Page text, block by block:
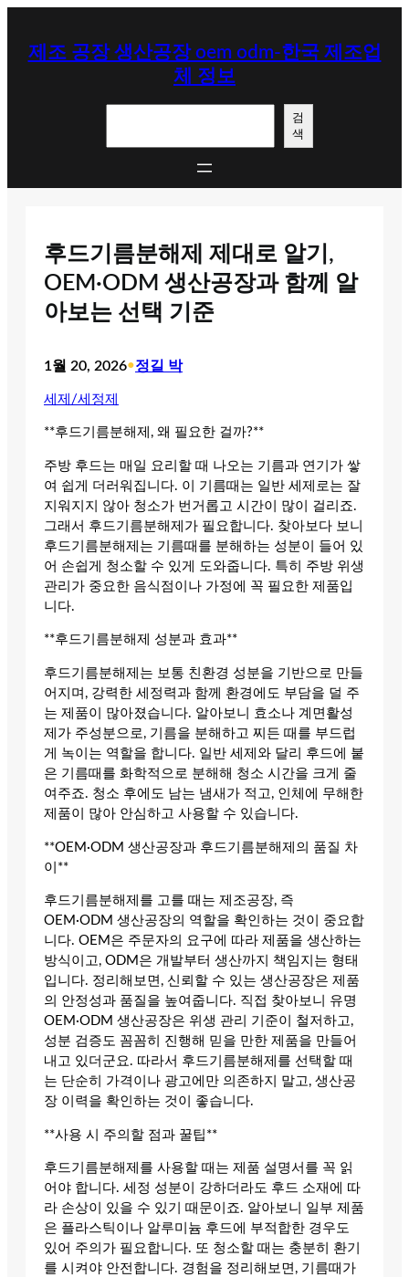
제조 공장 생산공장 oem odm-한국 제조업
체 정보
검
색
후드기름분해제 제대로 알기,
OEM·ODM 생산공장과 함께 알
아보는 선택 기준
1월 20, 2026•정길 박
세제/세정제
**후드기름분해제, 왜 필요한 걸까?**
주방 후드는 매일 요리할 때 나오는 기름과 연기가 쌓
여 쉽게 더러워집니다. 이 기름때는 일반 세제로는 잘
지워지지 않아 청소가 번거롭고 시간이 많이 걸리죠.
그래서 후드기름분해제가 필요합니다. 찾아보다 보니
후드기름분해제는 기름때를 분해하는 성분이 들어 있
어 손쉽게 청소할 수 있게 도와줍니다. 특히 주방 위생
관리가 중요한 음식점이나 가정에 꼭 필요한 제품입
니다.
**후드기름분해제 성분과 효과**
후드기름분해제는 보통 친환경 성분을 기반으로 만들
어지며, 강력한 세정력과 함께 환경에도 부담을 덜 주
는 제품이 많아졌습니다. 알아보니 효소나 계면활성
제가 주성분으로, 기름을 분해하고 찌든 때를 부드럽
게 녹이는 역할을 합니다. 일반 세제와 달리 후드에 붙
은 기름때를 화학적으로 분해해 청소 시간을 크게 줄
여주죠. 청소 후에도 남는 냄새가 적고, 인체에 무해한
제품이 많아 안심하고 사용할 수 있습니다.
**OEM·ODM 생산공장과 후드기름분해제의 품질 차
이**
후드기름분해제를 고를 때는 제조공장, 즉
OEM·ODM 생산공장의 역할을 확인하는 것이 중요합
니다. OEM은 주문자의 요구에 따라 제품을 생산하는
방식이고, ODM은 개발부터 생산까지 책임지는 형태
입니다. 정리해보면, 신뢰할 수 있는 생산공장은 제품
의 안정성과 품질을 높여줍니다. 직접 찾아보니 유명
OEM·ODM 생산공장은 위생 관리 기준이 철저하고,
성분 검증도 꼼꼼히 진행해 믿을 만한 제품을 만들어
내고 있더군요. 따라서 후드기름분해제를 선택할 때
는 단순히 가격이나 광고에만 의존하지 말고, 생산공
장 이력을 확인하는 것이 좋습니다.
**사용 시 주의할 점과 꿀팁**
후드기름분해제를 사용할 때는 제품 설명서를 꼭 읽
어야 합니다. 세정 성분이 강하더라도 후드 소재에 따
라 손상이 있을 수 있기 때문이죠. 알아보니 일부 제품
은 플라스틱이나 알루미늄 후드에 부적합한 경우도
있어 주의가 필요합니다. 또 청소할 때는 충분히 환기
를 시켜야 안전합니다. 경험을 정리해보면, 기름때가